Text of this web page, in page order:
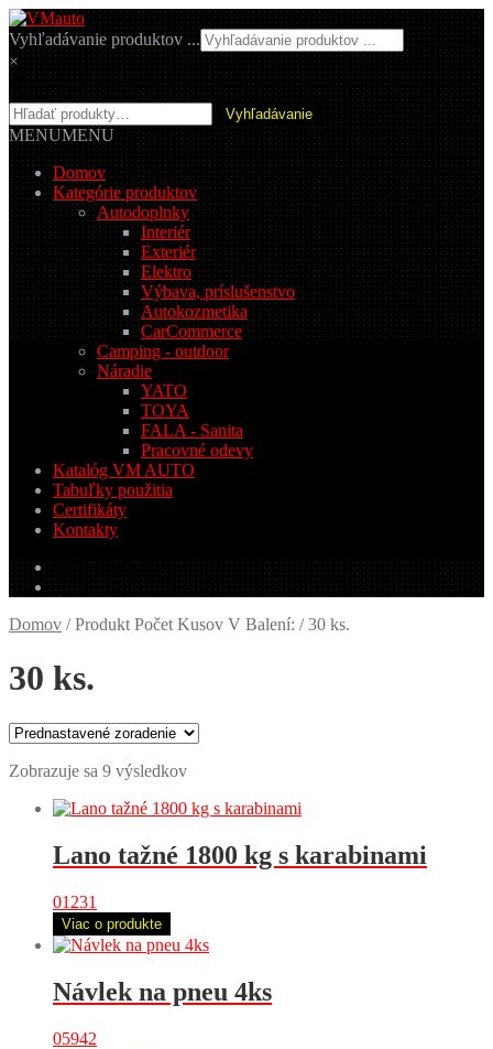
Preskočiť
na
navigáciu
Preskočiť
na
obsah
Vyhľadávanie produktov ...
×
Hľadať: Vyhľadávanie
MENUMENU
Domov
Kategórie produktov
Autodoplnky
Interiér
Exteriér
Elektro
Výbava, príslušenstvo
Autokozmetika
CarCommerce
Camping - outdoor
Náradie
YATO
TOYA
FALA - Sanita
Pracovné odevy
Katalóg VM AUTO
Tabuľky použitia
Certifikáty
Kontakty
0.00 € 0 produktov
Domov /Produkt Počet Kusov V Balení: /30 ks.
30 ks.
Zobrazuje sa 9 výsledkov
Lano tažné 1800 kg s karabinami
01231
Viac o produkte
Návlek na pneu 4ks
05942